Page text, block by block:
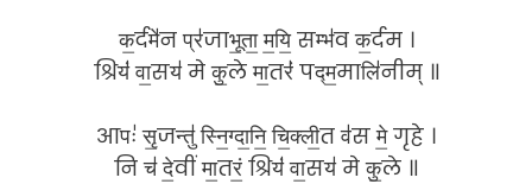
क॒र्दमे॑न प्र॑जाभू॒ता॒ म॒यि॒ सम्भ॑व क॒र्दम ।
श्रियं॑ वा॒सय॑ मे कु॒ले मा॒तरं॑ पद्म॒मालि॑नीम् ॥
आपः॑ सृ॒जन्तु॑ स्नि॒ग्दा॒नि॒ चि॒क्ली॒त व॑स मे॒ गृहे ।
नि च॑ दे॒वीं मा॒तरं॒ श्रियं॑ वा॒सय॑ मे कु॒ले ॥